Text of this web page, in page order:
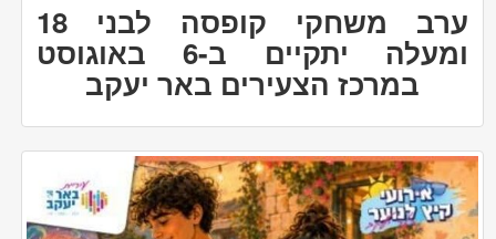
ערב משחקי קופסה לבני 18
ומעלה יתקיים ב-6 באוגוסט
במרכז הצעירים באר יעקב